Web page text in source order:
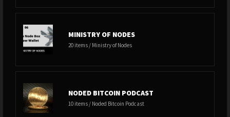
MINISTRY OF NODES
20 items / Ministry of Nodes
NODED BITCOIN PODCAST
10 items / Noded Bitcoin Podcast